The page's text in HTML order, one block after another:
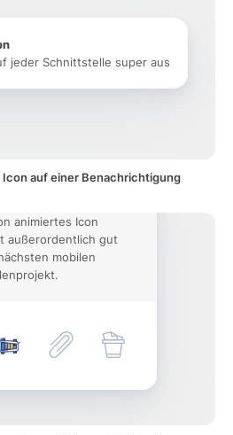
jeder Schnittstelle super aus
auf einer Benachrichtigung
animiertes Icon
außerordentlich gut
mobilen